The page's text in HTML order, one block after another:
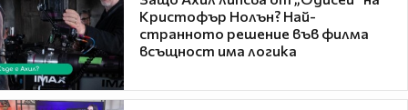
Кристофър Нолън? Най-
странното решение във филма
всъщност има логика